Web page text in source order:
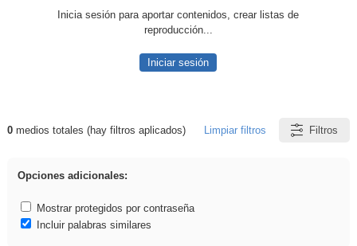
Inicia sesión para aportar contenidos, crear listas de
reproducción...
Iniciar sesión
Resultados de: rezo
0medios totales (hay filtros aplicados) Limpiar filtros Filtros
Opciones adicionales:
Mostrar protegidos por contraseña
Incluir palabras similares